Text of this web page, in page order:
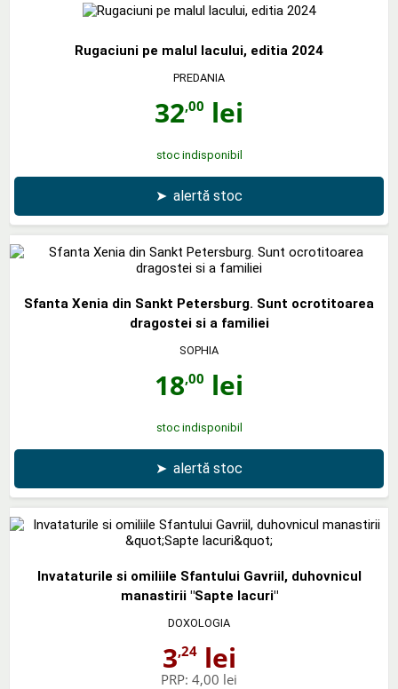
Rugaciuni pe malul lacului, editia 2024
PREDANIA
32,00 lei
stoc indisponibil
➤ alertă stoc
Sfanta Xenia din Sankt Petersburg. Sunt ocrotitoarea
dragostei si a familiei
SOPHIA
18,00 lei
stoc indisponibil
➤ alertă stoc
Invataturile si omiliile Sfantului Gavriil, duhovnicul
manastirii "Sapte lacuri"
DOXOLOGIA
3,24lei
PRP: 4,00 lei